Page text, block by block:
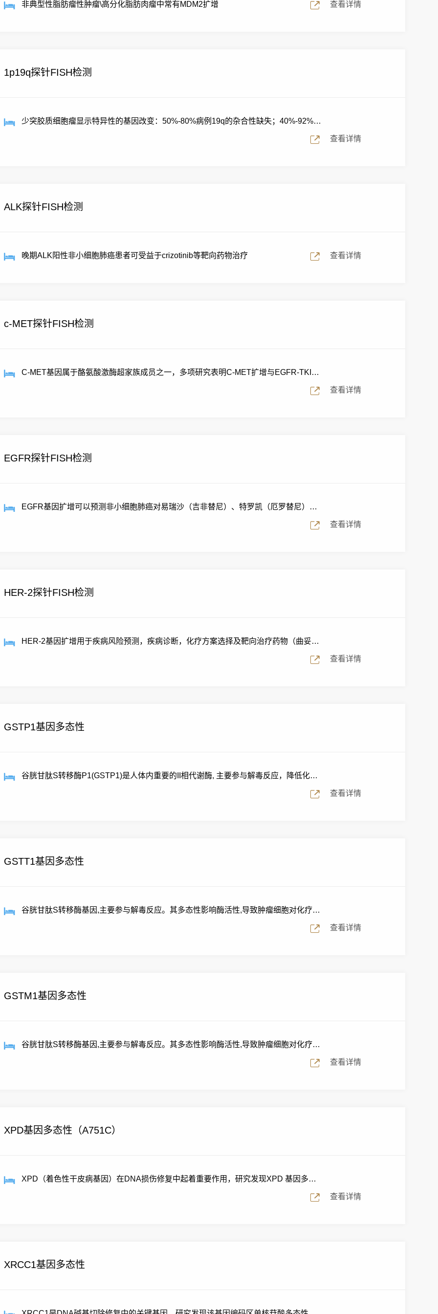
非典型性脂肪瘤性肿瘤\高分化脂肪肉瘤中常有MDM2扩增 查看详情
1p19q探针FISH检测
少突胶质细胞瘤显示特异性的基因改变：50%-80%病例19q的杂合性缺失；40%-92%的
查看详情
ALK探针FISH检测
晚期ALK阳性非小细胞肺癌患者可受益于crizotinib等靶向药物治疗 查看详情
c-MET探针FISH检测
C-MET基因属于酪氨酸激酶超家族成员之一，多项研究表明C-MET扩增与EGFR-TKIs
查看详情
EGFR探针FISH检测
EGFR基因扩增可以预测非小细胞肺癌对易瑞沙（吉非替尼）、特罗凯（厄罗替尼）等
查看详情
HER-2探针FISH检测
HER-2基因扩增用于疾病风险预测，疾病诊断，化疗方案选择及靶向治疗药物（曲妥珠
查看详情
GSTP1基因多态性
谷胱甘肽S转移酶P1(GSTP1)是人体内重要的II相代谢酶, 主要参与解毒反应，降低化
查看详情
GSTT1基因多态性
谷胱甘肽S转移酶基因,主要参与解毒反应。其多态性影响酶活性,导致肿瘤细胞对化疗
查看详情
GSTM1基因多态性
谷胱甘肽S转移酶基因,主要参与解毒反应。其多态性影响酶活性,导致肿瘤细胞对化疗
查看详情
XPD基因多态性（A751C）
XPD（着色性干皮病基因）在DNA损伤修复中起着重要作用，研究发现XPD 基因多态
查看详情
XRCC1基因多态性